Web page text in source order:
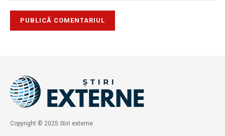
Copyright © 2025 Stiri externe